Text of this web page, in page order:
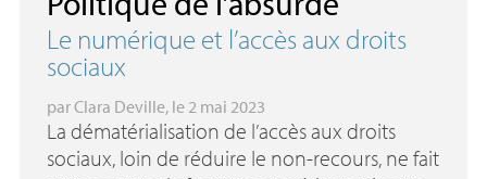
Le numérique et l’accès aux droits
sociaux
parClara Deville, le 2 mai 2023
La dématérialisation de l’accès aux droits
sociaux, loin de réduire le non-recours, ne fait